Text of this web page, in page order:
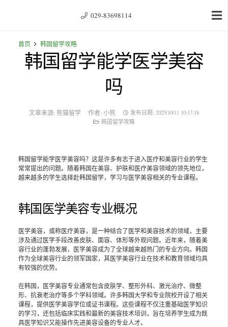
029-83698114
首页 韩国留学攻略
韩国留学能学医学美容
吗
文章来源: 熊猫留学 作者:小熊 发布日期: 2025/10/11 10:17:18
韩国留学攻略
韩国留学能学医学美容吗？这是许多有志于进入医疗和美容行业的学生
常常提出的问题。随着韩国在美容、护肤和医疗美容领域的领先地位，
越来越多的学生选择赴韩国留学，学习与医学美容相关的专业课程。
韩国医学美容专业概况
医学美容，或称医疗美容，是一种结合了医学和美容技术的领域，主要
涉及通过医学手段改善皮肤、面容、体形等外观问题。近年来，随着美
容行业的蓬勃发展，医学美容成为了全球越来越热门的专业方向。韩国
作为全球美容行业的领军国家，其医学美容行业在技术和教育领域均具
有较强的优势。
在韩国，医学美容专业通常包含皮肤学、整形外科、激光治疗、微整
形、抗衰老治疗等多个学科领域。许多韩国大学和专业院校开设了相关
课程，提供医学美容学位或证书课程。这些课程不仅注重基础医学知识
的学习，还包括临床实践和最新的美容技术培训，旨在培养学生成为既
具医学知识又能操作先进美容设备的专业人才。